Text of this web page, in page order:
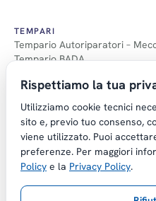
TEMPARI
Tempario Autoriparatori –
Tempario BADA
Guida Applicazione Tempi
Copyright ©
Planus Group Srl -
Rispettiamo la tua
Utilizziamo cookie tecnici
sito e, previo tuo consenso,
viene utilizzato. Puoi
preferenze. Per maggiori
Policy e la Privacy Policy.